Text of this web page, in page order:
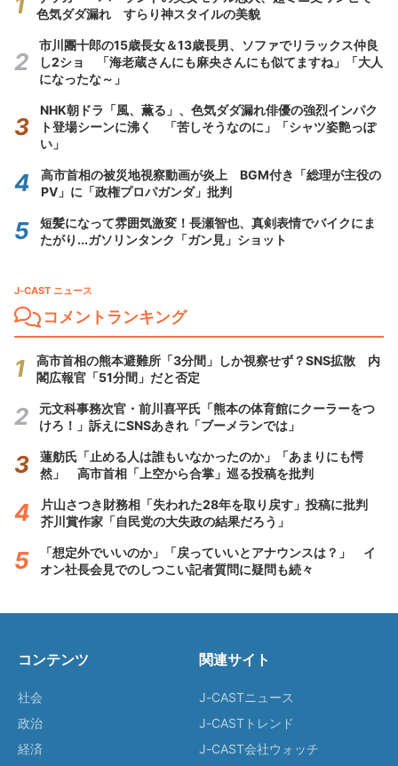
色気ダダ漏れ すらり神スタイルの美貌
市川團十郎の15歳長女＆13歳長男、ソファでリラックス仲良
し2ショ 「海老蔵さんにも麻央さんにも似てますね」「大人
になったな～」
NHK朝ドラ「風、薫る」、色気ダダ漏れ俳優の強烈インパク
ト登場シーンに沸く 「苦しそうなのに」「シャツ姿艶っぽ
い」
高市首相の被災地視察動画が炎上 BGM付き「総理が主役の
PV」に「政権プロパガンダ」批判
短髪になって雰囲気激変！長瀬智也、真剣表情でバイクにま
たがり...ガソリンタンク「ガン見」ショット
J-CAST ニュース
コメントランキング
高市首相の熊本避難所「3分間」しか視察せず？SNS拡散 内
閣広報官「51分間」だと否定
元文科事務次官・前川喜平氏「熊本の体育館にクーラーをつ
けろ！」訴えにSNSあきれ「ブーメランでは」
蓮舫氏「止める人は誰もいなかったのか」「あまりにも愕
然」 高市首相「上空から合掌」巡る投稿を批判
片山さつき財務相「失われた28年を取り戻す」投稿に批判
芥川賞作家「自民党の大失政の結果だろう」
「想定外でいいのか」「戻っていいとアナウンスは？」 イ
オン社長会見でのしつこい記者質問に疑問も続々
コンテンツ
社会
政治
経済
関連サイト
J-CASTニュース
J-CASTトレンド
J-CAST会社ウォッチ